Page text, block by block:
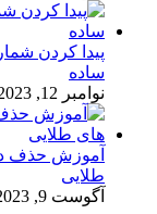
پیدا کردن
ساده
نوامبر 12, 2023
آموزش حذف
طلایی
آگوست 9, 2023